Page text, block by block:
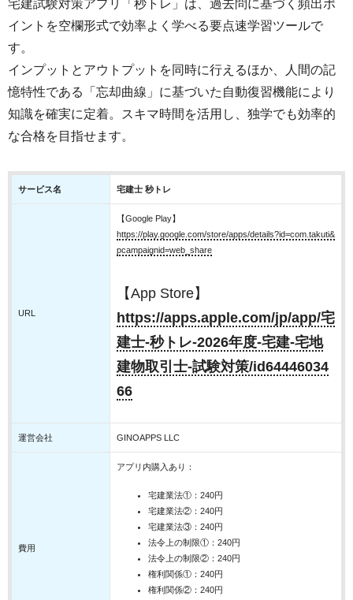
宅建試験対策アプリ「秒トレ」は、過去問に基づく頻出ポ
イントを空欄形式で効率よく学べる要点速学習ツールで
す。
インプットとアウトプットを同時に行えるほか、人間の記
憶特性である「忘却曲線」に基づいた自動復習機能により
知識を確実に定着。スキマ時間を活用し、独学でも効率的
な合格を目指せます。
サービス名 宅建士 秒トレ
URL
【Google Play】
https://play.google.com/store/apps/details?id=com.takuti&
pcampaignid=web_share
【App Store】
https://apps.apple.com/jp/app/宅
建士-秒トレ-2026年度-宅建-宅地
建物取引士-試験対策/id64446034
66
運営会社 GINOAPPS LLC
費用
アプリ内購入あり：
宅建業法①：240円
宅建業法②：240円
宅建業法③：240円
法令上の制限①：240円
法令上の制限②：240円
権利関係①：240円
権利関係②：240円